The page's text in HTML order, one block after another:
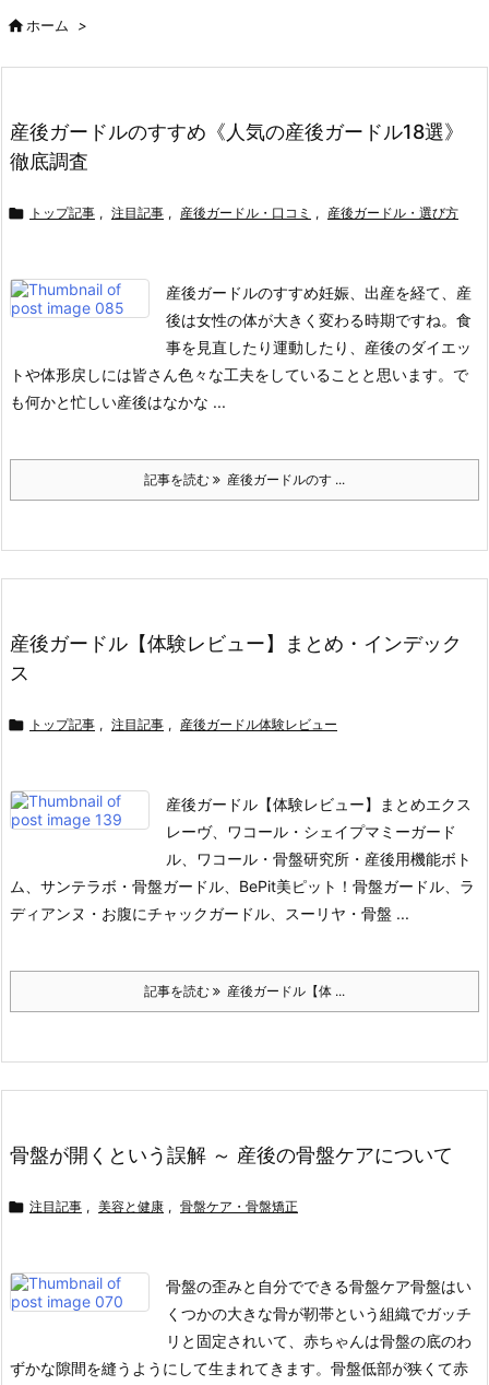
ホーム >
産後ガードルのすすめ《人気の産後ガードル18選》
徹底調査
 トップ記事 , 注目記事 , 産後ガードル・口コミ , 産後ガードル・選び方
産後ガードルのすすめ妊娠、出産を経て、産
後は女性の体が大きく変わる時期ですね。 食
事を見直したり運動したり、産後のダイエッ
トや体形戻しには皆さん色々な工夫をしていることと思います。 で
も何かと忙しい産後はなかな ...
記事を読む 産後ガードルのす ...
産後ガードル【体験レビュー】まとめ・インデック
ス
 トップ記事 , 注目記事 , 産後ガードル体験レビュー
産後ガードル【体験レビュー】まとめエクス
レーヴ、ワコール・シェイプマミーガード
ル、ワコール・骨盤研究所・産後用機能ボト
ム、サンテラボ・骨盤ガードル、BePit美ピット！骨盤ガードル、ラ
ディアンヌ・お腹にチャックガードル、スーリヤ・骨盤 ...
記事を読む 産後ガードル【体 ...
骨盤が開くという誤解 ～ 産後の骨盤ケアについて
 注目記事 , 美容と健康 , 骨盤ケア・骨盤矯正
骨盤の歪みと自分でできる骨盤ケア骨盤はい
くつかの大きな骨が靭帯という組織でガッチ
リと固定されいて、赤ちゃんは骨盤の底のわ
ずかな隙間を縫うようにして生まれてきます。 骨盤低部が狭くて赤